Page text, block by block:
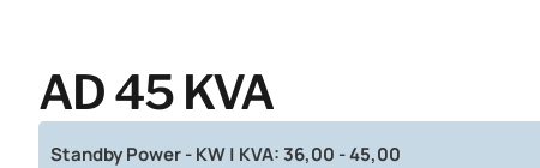
AD 45 KVA
Standby Power - KW | KVA: 36,00 - 45,00